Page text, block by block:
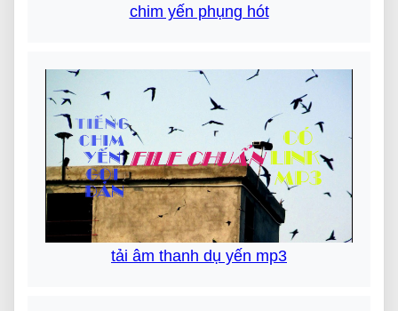
chim yến phụng hót
tải âm thanh dụ yến mp3